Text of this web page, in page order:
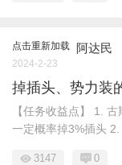
点击重新加载 阿达民
2024-2-23
掉插头、势力装
【任务收益点】 1.
一定概率掉3%插头 2.
3147 0